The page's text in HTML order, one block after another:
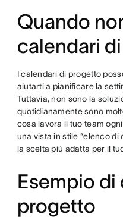
Quando
calendari
I calendari di progetto
aiutarti a pianificare la
Tuttavia, non sono la
quotidianamente sono
cosa lavora il tuo team
una vista in stile “elenco
la scelta più adatta per il
Esempio di
progetto